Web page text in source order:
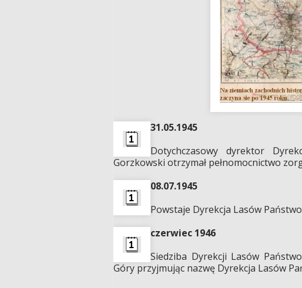
31.05.1945
Dotychczasowy dyrektor
Gorzkowski otrzymał pełnomocnictwo
08.07.1945
Powstaje Dyrekcja Lasów
czerwiec 1946
Siedziba Dyrekcji Lasów
Góry przyjmując nazwę Dyrekcja Lasów